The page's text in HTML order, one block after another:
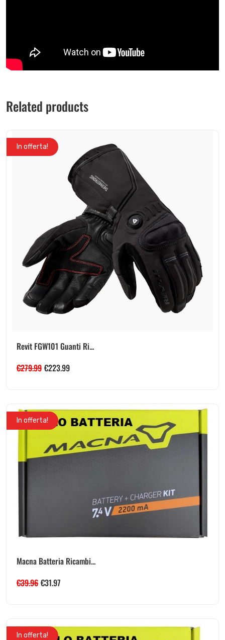
Related products
In offerta!
Revit FGW101 Guanti Ri...
€279.99 €223.99
In offerta!
Macna Batteria Ricambi...
€39.96 €31.97
In offerta!